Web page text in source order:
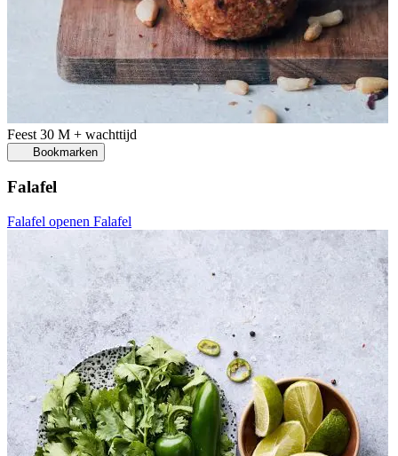
Feest 30 M + wachttijd
Bookmarken
Falafel
Falafel openen Falafel